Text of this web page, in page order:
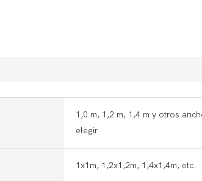
1,0 m, 1,2 m, 1,4 m y otros
elegir
1x1m, 1,2x1,2m, 1,4x1,4m, etc.